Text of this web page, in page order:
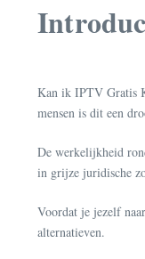
Kan ik IPTV Gratis
mensen is dit een
De werkelijkheid
in grijze juridische
Voordat je jezelf
alternatieven.